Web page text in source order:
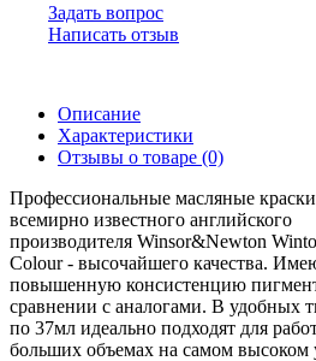
Задать вопрос
Написать отзыв
Описание
Характеристики
Отзывы о товаре (0)
Профессиональные масляные
всемирно известного английского
производителя Winsor&Newton
Colour - высочайшего качества.
повышенную консистенцию
сравнении с аналогами. В удобных
по 37мл идеально подходят для
больших объемах на самом высоком